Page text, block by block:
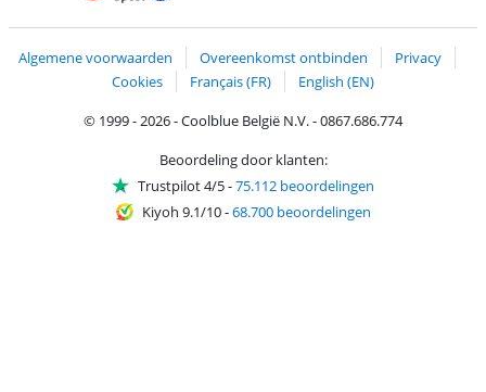
Algemene voorwaarden Overeenkomst ontbinden
Privacy
Cookies
Français (FR)
English (EN)
© 1999 - 2026 - Coolblue België N.V. - 0867.686.774
Beoordeling door klanten:
Trustpilot 4/5-75.112 beoordelingen
Kiyoh 9.1/10-68.700 beoordelingen